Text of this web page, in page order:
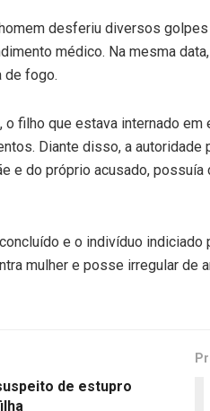
desferiu diversos
médico. Na mesma
de fogo.
o filho que estava internado
Diante disso, a
e do próprio acusado,
e o indivíduo
mulher e posse irregular de
de estupro